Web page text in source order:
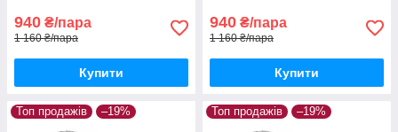
940 ₴/пара
1 160 ₴/пара
Купити
940 ₴/пара
1 160 ₴/пара
Купити
Топ продажів –19% Топ продажів –19%